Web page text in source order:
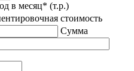
в месяц* (т.р.)
стоимость
Сумма